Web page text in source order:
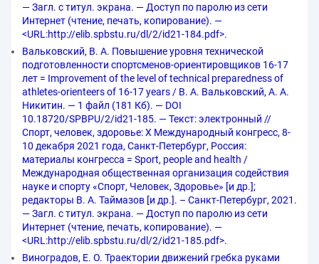
— Загл. с титул. экрана. — Доступ по паролю из сети
Интернет (чтение, печать, копирование). —
<URL:http://elib.spbstu.ru/dl/2/id21-184.pdf>.
Вальковский, В. А. Повышение уровня технической
подготовленности спортсменов-ориентировщиков 16-17
лет = Improvement of the level of technical preparedness of
athletes-orienteers of 16-17 years / В. А. Вальковский, А. А.
Никитин. — 1 файл (181 Кб). — DOI
10.18720/SPBPU/2/id21-185. — Текст: электронный //
Спорт, человек, здоровье: X Международный конгресс, 8-
10 декабря 2021 года, Санкт-Петербург, Россия:
материалы конгресса = Sport, people and health /
Международная общественная организация содействия
науке и спорту «Спорт, Человек, Здоровье» [и др.];
редакторы В. А. Таймазов [и др.]. – Санкт-Петербург, 2021.
— Загл. с титул. экрана. — Доступ по паролю из сети
Интернет (чтение, печать, копирование). —
<URL:http://elib.spbstu.ru/dl/2/id21-185.pdf>.
Виноградов, Е. О. Траектории движений гребка руками